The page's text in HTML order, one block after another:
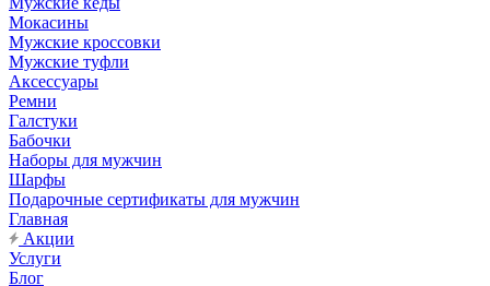
Мокасины
Мужские кроссовки
Мужские туфли
Аксессуары
Ремни
Галстуки
Бабочки
Наборы для мужчин
Шарфы
Подарочные сертификаты для мужчин
Главная
Акции
Услуги
Блог